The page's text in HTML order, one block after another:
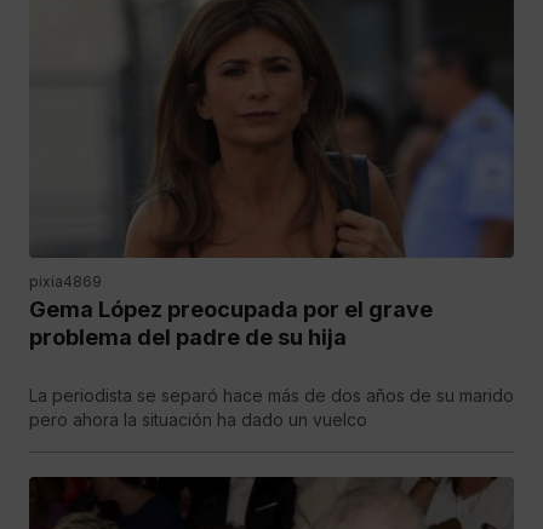
pixia4869
Gema López preocupada por el grave
problema del padre de su hija
La periodista se separó hace más de dos años de su marido
pero ahora la situación ha dado un vuelco